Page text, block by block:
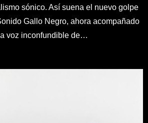
sónico. Así suena el nuevo golpe
Gallo Negro, ahora acompañado
voz inconfundible de…